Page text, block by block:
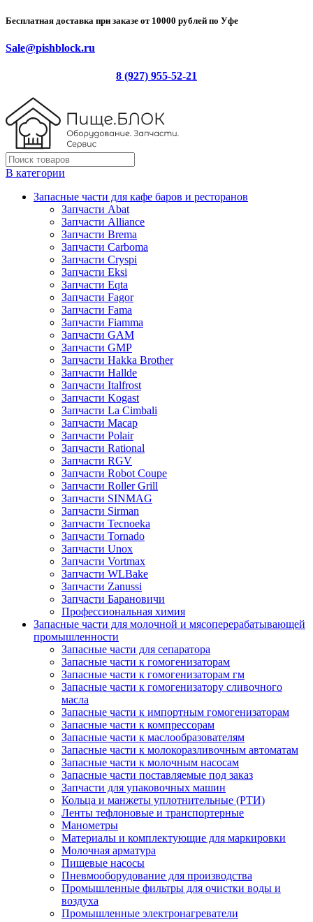
Бесплатная доставка при заказе от 10000 рублей по Уфе
Sale@pishblock.ru
8 (927) 955-52-21
В категории
Запасные части для кафе баров и ресторанов
Запчасти Abat
Запчасти Alliance
Запчасти Brema
Запчасти Carboma
Запчасти Cryspi
Запчасти Eksi
Запчасти Eqta
Запчасти Fagor
Запчасти Fama
Запчасти Fiamma
Запчасти GAM
Запчасти GMP
Запчасти Hakka Brother
Запчасти Hallde
Запчасти Italfrost
Запчасти Kogast
Запчасти La Cimbali
Запчасти Macap
Запчасти Polair
Запчасти Rational
Запчасти RGV
Запчасти Robot Coupe
Запчасти Roller Grill
Запчасти SINMAG
Запчасти Sirman
Запчасти Tecnoeka
Запчасти Tornado
Запчасти Unox
Запчасти Vortmax
Запчасти WLBake
Запчасти Zanussi
Запчасти Барановичи
Профессиональная химия
Запасные части для молочной и мясоперерабатывающей
промышленности
Запасные части для сепаратора
Запасные части к гомогенизаторам
Запасные части к гомогенизаторам гм
Запасные части к гомогенизатору сливочного
масла
Запасные части к импортным гомогенизаторам
Запасные части к компрессорам
Запасные части к маслообразователям
Запасные части к молокоразливочным автоматам
Запасные части к молочным насосам
Запасные части поставляемые под заказ
Запчасти для упаковочных машин
Кольца и манжеты уплотнительные (РТИ)
Ленты тефлоновые и транспортерные
Манометры
Материалы и комплектующие для маркировки
Молочная арматура
Пищевые насосы
Пневмооборудование для производства
Промышленные фильтры для очистки воды и
воздуха
Промышленные электронагреватели